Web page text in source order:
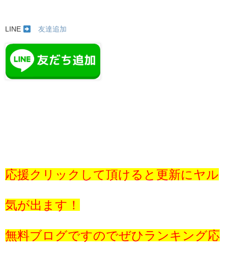
LINE 友達追加
応援クリックして頂けると更新にヤル
気が出ます！
無料ブログですのでぜひランキング応